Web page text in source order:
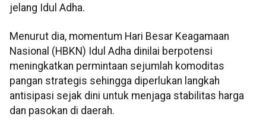
jelang Idul Adha.
Menurut dia, momentum Hari Besar Keagamaan
Nasional (HBKN) Idul Adha dinilai berpotensi
meningkatkan permintaan sejumlah komoditas
pangan strategis sehingga diperlukan langkah
antisipasi sejak dini untuk menjaga stabilitas harga
dan pasokan di daerah.